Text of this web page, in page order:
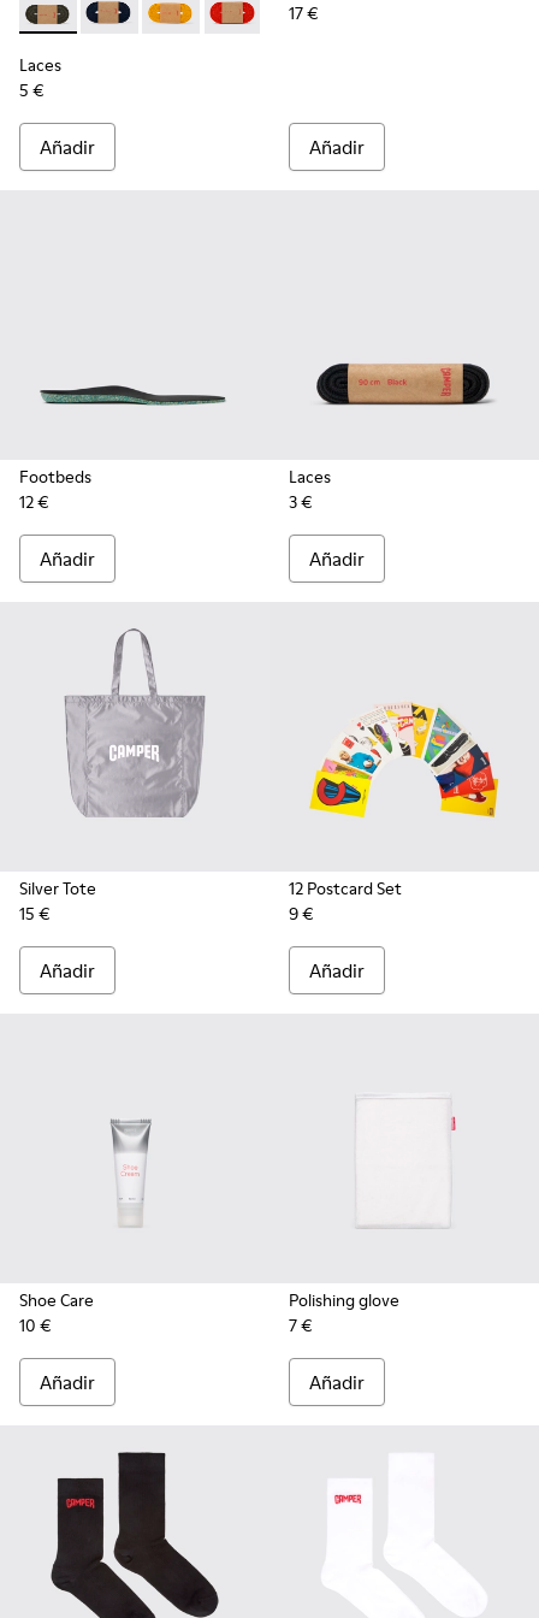
Laces - KL00002-006 - Cordones elásticos verde oscuro
Laces - KL00002-005 - Cordones azul oscuro
Laces - KL00002-004 - Cordones elásticos
Laces - KL00002-003 - Cordones
Laces - KL00002-002 -
Laces
5 €
Añadir
17 €
Añadir
Footbeds
12 €
Añadir
Laces
3 €
Añadir
Silver Tote
15 €
Añadir
12 Postcard Set
9 €
Añadir
Shoe Care
10 €
Añadir
Polishing glove
7 €
Añadir